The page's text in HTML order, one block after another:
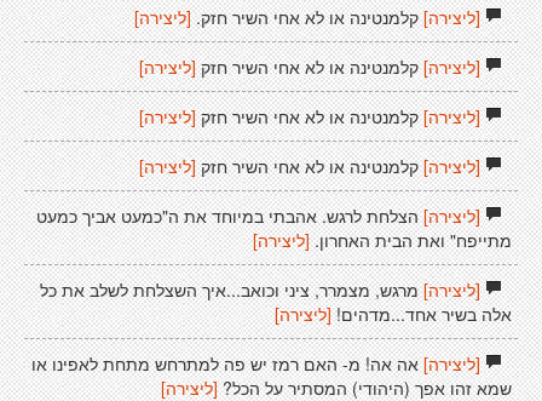
[ליצירה]קלמנטינה או לא אחי השיר חזק.[ליצירה]
[ליצירה]קלמנטינה או לא אחי השיר חזק [ליצירה]
[ליצירה]קלמנטינה או לא אחי השיר חזק [ליצירה]
[ליצירה]קלמנטינה או לא אחי השיר חזק [ליצירה]
[ליצירה]הצלחת לרגש. אהבתי במיוחד את ה"כמעט אביך כמעט
מתייפח" ואת הבית האחרון. [ליצירה]
[ליצירה]מרגש, מצמרר, ציני וכואב...איך השצלחת לשלב את כל
אלה בשיר אחד...מדהים![ליצירה]
[ליצירה]אה אה! מ- האם רמז יש פה למתרחש מתחת לאפינו או
שמא זהו אפך (היהודי) המסתיר על הכל? [ליצירה]